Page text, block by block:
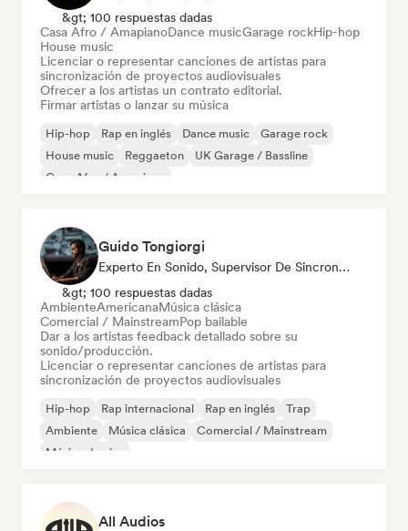
&gt; 100 respuestas dadas
Casa Afro / AmapianoDance musicGarage rockHip-hop
House music
Licenciar o representar canciones de artistas para
sincronización de proyectos audiovisuales
Ofrecer a los artistas un contrato editorial.
Firmar artistas o lanzar su música
Hip-hop Rap en inglés Dance music
Garage rock
House music
Reggaeton
UK Garage / Bassline
Casa Afro / Amapiano
Guido Tongiorgi
Experto En Sonido, Supervisor De Sincronización
&gt; 100 respuestas dadas
AmbienteAmericanaMúsica clásica
Comercial / MainstreamPop bailable
Dar a los artistas feedback detallado sobre su
sonido/producción.
Licenciar o representar canciones de artistas para
sincronización de proyectos audiovisuales
Hip-hop Rap internacional Rap en inglés
Trap
Ambiente
Música clásica
Comercial / Mainstream
Música de cine
All Audios